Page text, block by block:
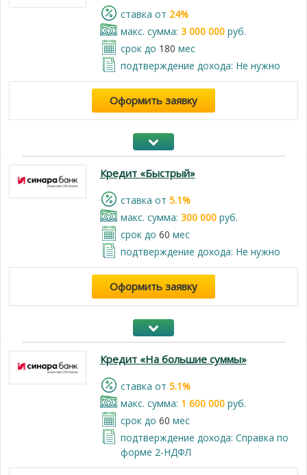
cтавка от 24%
макс. сумма: 3 000 000руб.
срок до 180 мес
подтверждение дохода: Не нужно
Оформить заявку
Кредит «Быстрый»
cтавка от 5.1%
макс. сумма: 300 000руб.
срок до 60 мес
подтверждение дохода: Не нужно
Оформить заявку
Кредит «На большие суммы»
cтавка от 5.1%
макс. сумма: 1 600 000руб.
срок до 60 мес
подтверждение дохода: Справка по
форме 2-НДФЛ